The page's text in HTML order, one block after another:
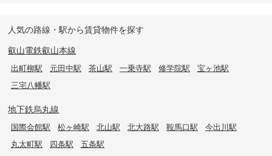
人気の路線・駅から賃貸物件を探す
叡山電鉄叡山本線
出町柳駅 元田中駅 茶山駅 一乗寺駅 修学院駅
宝ヶ池駅
三宅八幡駅
地下鉄烏丸線
国際会館駅 松ヶ崎駅 北山駅 北大路駅 鞍馬口駅
今出川駅
丸太町駅
四条駅 五条駅